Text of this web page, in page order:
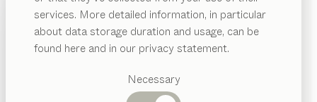
services. More detailed information, in particular
about data storage duration and usage, can be
found here and in our privacy statement.
Necessary
Vorgeschlagene
Kategorien
INSPIRATION
ÜBER UNS
Gefertigt aus gesundem Naturholz bilden sie den
idealen Rahmen für schöne Abende mit Freunden und
Familie in gemütlicher Atmosphäre. Kombiniert mit
unseren TV-Möbeln, den cubus Regalen oder den
vielseitigen Gestaltungselementen bieten unsere
Designer Wohnwände Platz für Deko, Bücher und
ANZEIGEN